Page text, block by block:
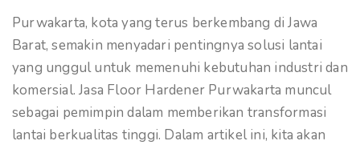
Purwakarta, kota yang terus berkembang di Jawa
Barat, semakin menyadari pentingnya solusi lantai
yang unggul untuk memenuhi kebutuhan industri dan
komersial. Jasa Floor Hardener Purwakarta muncul
sebagai pemimpin dalam memberikan transformasi
lantai berkualitas tinggi. Dalam artikel ini, kita akan